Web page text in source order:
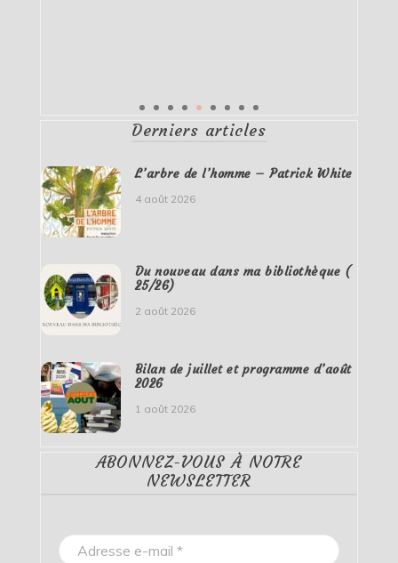
Derniers articles
L’arbre de l’homme – Patrick White
4 août 2026
Du nouveau dans ma bibliothèque (
25/26)
2 août 2026
Bilan de juillet et programme d’août
2026
1 août 2026
ABONNEZ-VOUS À NOTRE
NEWSLETTER